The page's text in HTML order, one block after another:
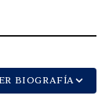
BIOGRAFÍA